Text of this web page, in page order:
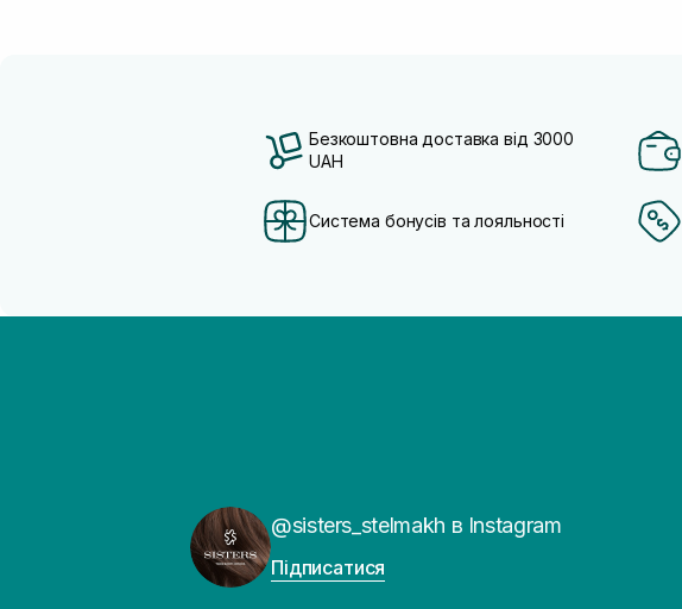
Безкоштовна доставка від 3000
UAH
Система бонусів та лояльності
@sisters_stelmakh в Instagram
Підписатися